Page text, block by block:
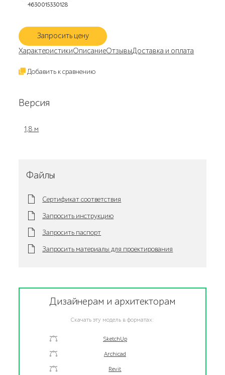
4630015330128
Запросить цену
ХарактеристикиОписаниеОтзывыДоставка и оплата
Добавить к сравнению
Версия
1,8 м
Файлы
Сертификат соответствия
Запросить инструкцию
Запросить паспорт
Запросить материалы для проектирования
Дизайнерам и архитекторам
Скачать эту модель в форматах:
SketchUp
Archicad
Revit